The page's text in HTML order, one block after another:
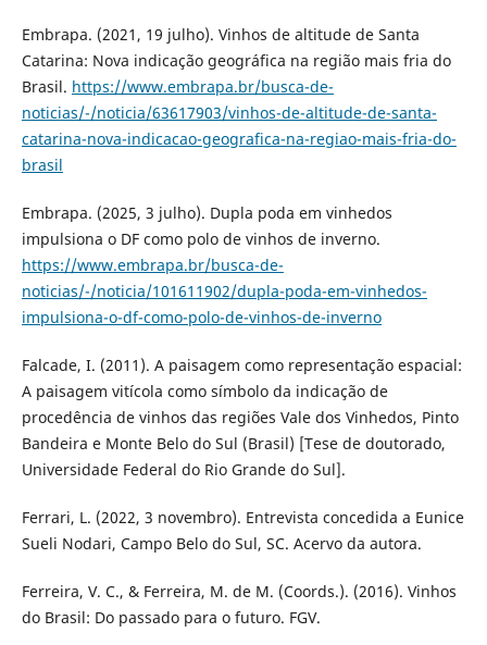
Embrapa. (2021, 19 julho). Vinhos de altitude de Santa
Catarina: Nova indicação geográfica na região mais fria do
Brasil. https://www.embrapa.br/busca-de-
noticias/-/noticia/63617903/vinhos-de-altitude-de-santa-
catarina-nova-indicacao-geografica-na-regiao-mais-fria-do-
brasil
Embrapa. (2025, 3 julho). Dupla poda em vinhedos
impulsiona o DF como polo de vinhos de inverno.
https://www.embrapa.br/busca-de-
noticias/-/noticia/101611902/dupla-poda-em-vinhedos-
impulsiona-o-df-como-polo-de-vinhos-de-inverno
Falcade, I. (2011). A paisagem como representação espacial:
A paisagem vitícola como símbolo da indicação de
procedência de vinhos das regiões Vale dos Vinhedos, Pinto
Bandeira e Monte Belo do Sul (Brasil) [Tese de doutorado,
Universidade Federal do Rio Grande do Sul].
Ferrari, L. (2022, 3 novembro). Entrevista concedida a Eunice
Sueli Nodari, Campo Belo do Sul, SC. Acervo da autora.
Ferreira, V. C., & Ferreira, M. de M. (Coords.). (2016). Vinhos
do Brasil: Do passado para o futuro. FGV.